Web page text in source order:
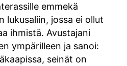
emmekä
lukusaliin, jossa ei ollut
ihmistä. Avustajani
ympärilleen ja sanoi:
seinät on